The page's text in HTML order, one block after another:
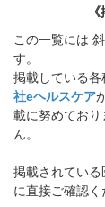
この一覧には
す。
掲載している
社eヘルスケア
載に努めてお
ん。
掲載されてい
に直接ご確認く